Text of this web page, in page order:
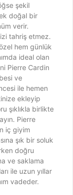
şekil
doğal bir
verir.
tahriş etmez.
hem günlük
ideal olan
Pierre Cardin
ve
ile hemen
ekleyip
şıklıkla birlikte
Pierre
iç giyim
şık bir soluk
doğru
ve saklama
ile uzun yıllar
vadeder.